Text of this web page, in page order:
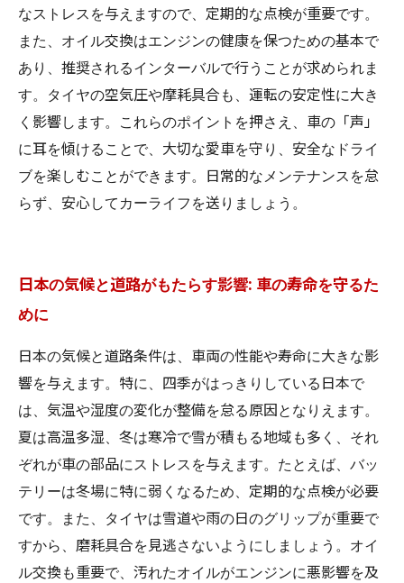
なストレスを与えますので、定期的な点検が重要です。
また、オイル交換はエンジンの健康を保つための基本で
あり、推奨されるインターバルで行うことが求められま
す。タイヤの空気圧や摩耗具合も、運転の安定性に大き
く影響します。これらのポイントを押さえ、車の「声」
に耳を傾けることで、大切な愛車を守り、安全なドライ
ブを楽しむことができます。日常的なメンテナンスを怠
らず、安心してカーライフを送りましょう。
日本の気候と道路がもたらす影響: 車の寿命を守るた
めに
日本の気候と道路条件は、車両の性能や寿命に大きな影
響を与えます。特に、四季がはっきりしている日本で
は、気温や湿度の変化が整備を怠る原因となりえます。
夏は高温多湿、冬は寒冷で雪が積もる地域も多く、それ
ぞれが車の部品にストレスを与えます。たとえば、バッ
テリーは冬場に特に弱くなるため、定期的な点検が必要
です。また、タイヤは雪道や雨の日のグリップが重要で
すから、磨耗具合を見逃さないようにしましょう。オイ
ル交換も重要で、汚れたオイルがエンジンに悪影響を及